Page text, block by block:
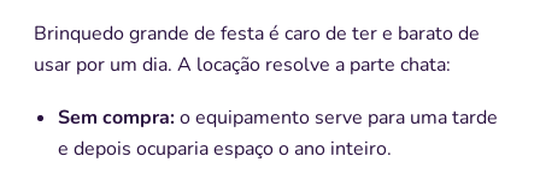
Brinquedo grande de festa é caro de ter e barato de
usar por um dia. A locação resolve a parte chata:
Sem compra:o equipamento serve para uma tarde
e depois ocuparia espaço o ano inteiro.